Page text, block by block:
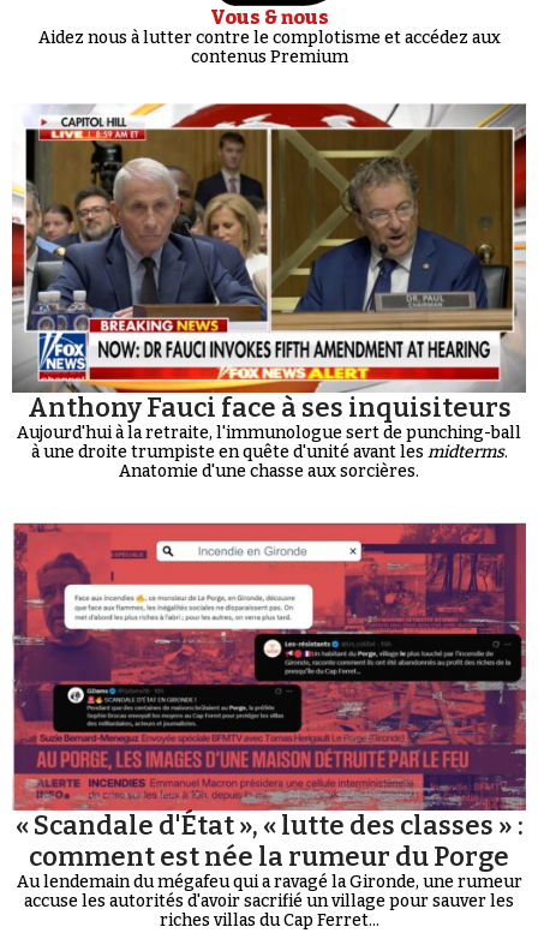
Vous & nous
Aidez nous à lutter contre le complotisme et accédez aux
contenus Premium
Anthony Fauci face à ses inquisiteurs
Aujourd'hui à la retraite, l'immunologue sert de punching-ball
à une droite trumpiste en quête d'unité avant les midterms.
Anatomie d'une chasse aux sorcières.
« Scandale d'État », « lutte des classes » :
comment est née la rumeur du Porge
Au lendemain du mégafeu qui a ravagé la Gironde, une rumeur
accuse les autorités d'avoir sacrifié un village pour sauver les
riches villas du Cap Ferret...